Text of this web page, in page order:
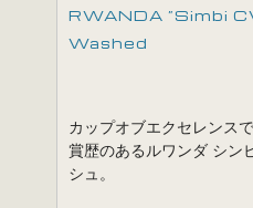
RWANDA ”Simbi
Washed
カップオブエクセレンス
賞歴のあるルワンダ シン
シュ。